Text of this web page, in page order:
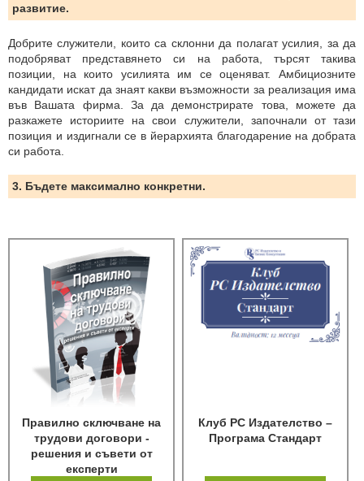
развитие.
Добрите служители, които са склонни да полагат усилия, за да
подобряват представянето си на работа, търсят такива
позиции, на които усилията им се оценяват. Амбициозните
кандидати искат да знаят какви възможности за реализация има
във Вашата фирма. За да демонстрирате това, можете да
разкажете историите на свои служители, започнали от тази
позиция и издигнали се в йерархията благодарение на добрата
си работа.
3. Бъдете максимално конкретни.
Правилно сключване на
трудови договори -
решения и съвети от
експерти
Клуб РС Издателство –
Програма Стандарт